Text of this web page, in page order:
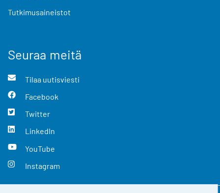
Tutkimusaineistot
Seuraa meitä
Tilaa uutisviesti
Facebook
Twitter
LinkedIn
YouTube
Instagram